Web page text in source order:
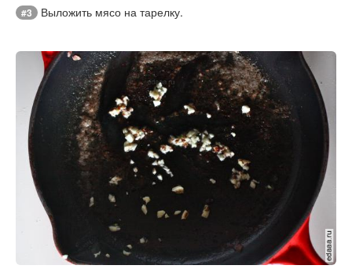
#3 Выложить мясо на тарелку.